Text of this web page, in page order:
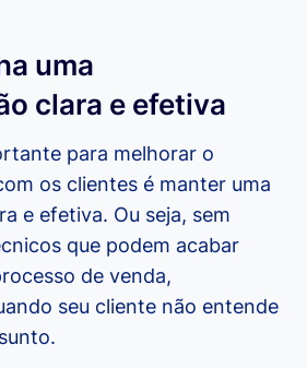
uma
clara e efetiva
para melhorar o
os clientes é manter uma
e efetiva. Ou seja, sem
que podem acabar
de venda,
seu cliente não entende